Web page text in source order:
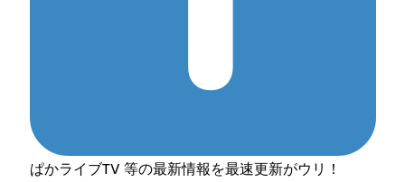
ぱかライブTV 等の最新情報を最速更新がウリ！